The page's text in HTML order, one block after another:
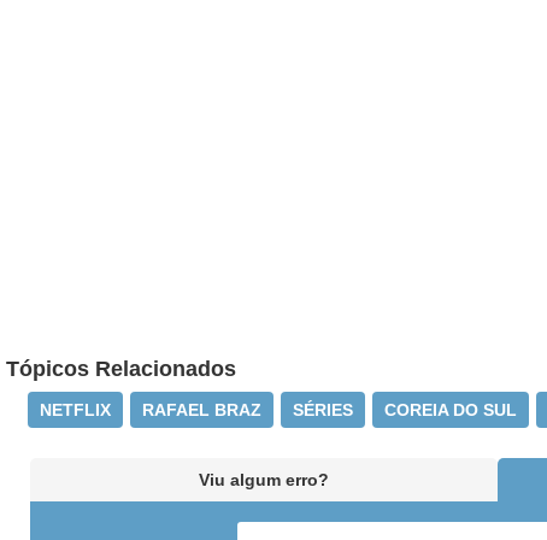
Tópicos Relacionados
NETFLIX RAFAEL BRAZ SÉRIES COREIA DO SUL
Viu algum erro?